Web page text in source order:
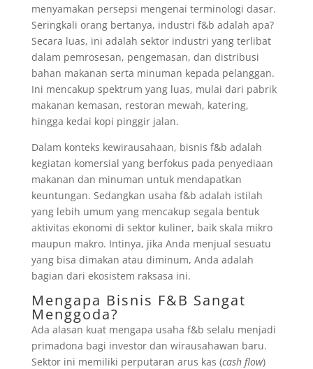
menyamakan persepsi mengenai terminologi dasar.
Seringkali orang bertanya, industri f&b adalah apa?
Secara luas, ini adalah sektor industri yang terlibat
dalam pemrosesan, pengemasan, dan distribusi
bahan makanan serta minuman kepada pelanggan.
Ini mencakup spektrum yang luas, mulai dari pabrik
makanan kemasan, restoran mewah, katering,
hingga kedai kopi pinggir jalan.
Dalam konteks kewirausahaan, bisnis f&b adalah
kegiatan komersial yang berfokus pada penyediaan
makanan dan minuman untuk mendapatkan
keuntungan. Sedangkan usaha f&b adalah istilah
yang lebih umum yang mencakup segala bentuk
aktivitas ekonomi di sektor kuliner, baik skala mikro
maupun makro. Intinya, jika Anda menjual sesuatu
yang bisa dimakan atau diminum, Anda adalah
bagian dari ekosistem raksasa ini.
Mengapa Bisnis F&B Sangat
Menggoda?
Ada alasan kuat mengapa usaha f&b selalu menjadi
primadona bagi investor dan wirausahawan baru.
Sektor ini memiliki perputaran arus kas (cash flow)